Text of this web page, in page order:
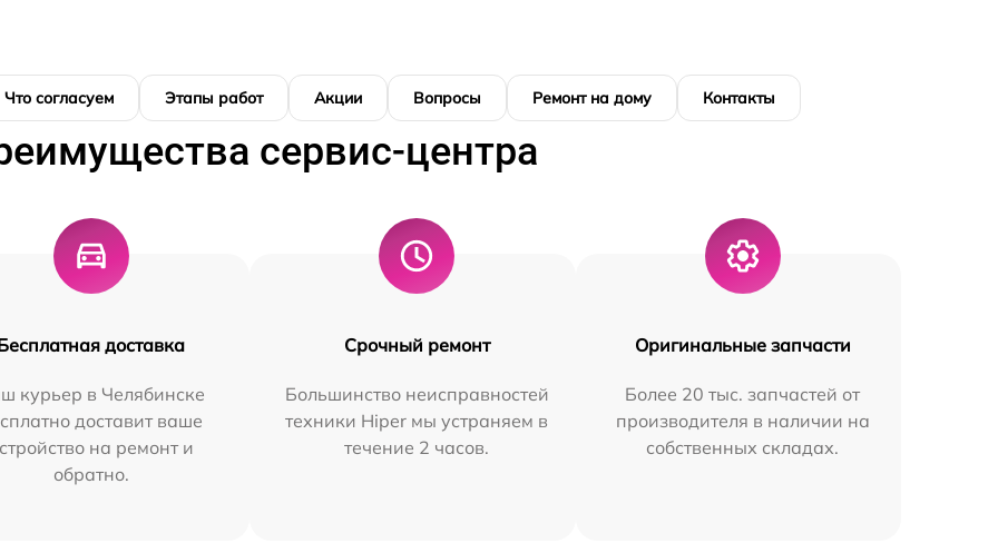
Что согласуем Этапы работ Акции Вопросы Ремонт на дому Контакты
сервис-центра
доставка
курьер в Челябинске
доставит ваше
на ремонт и
обратно.
Срочный ремонт
Большинство неисправностей
техники Hiper мы устраняем в
течение 2 часов.
Оригинальные запчасти
Более 20 тыс. запчастей от
производителя в наличии на
собственных складах.